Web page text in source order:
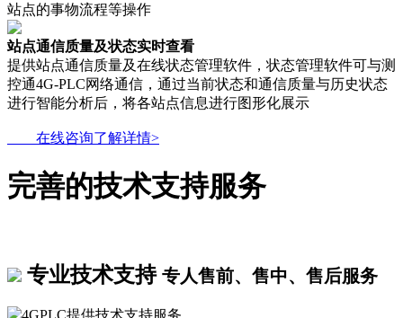
站点的事物流程等操作
站点通信质量及状态实时查看
提供站点通信质量及在线状态管理软件，状态管理软件可与测
控通4G-PLC网络通信，通过当前状态和通信质量与历史状态
进行智能分析后，将各站点信息进行图形化展示
在线咨询了解详情>
完善的技术支持服务
专业技术支持 专人售前、售中、售后服务